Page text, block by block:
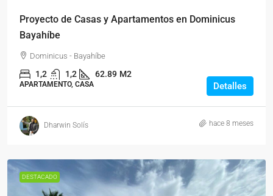
Proyecto de Casas y Apartamentos en Dominicus
Bayahíbe
Dominicus - Bayahíbe
1,2 1,2 62.89 M2
APARTAMENTO, CASA Detalles
Dharwin Solís hace 8 meses
DESTACADO